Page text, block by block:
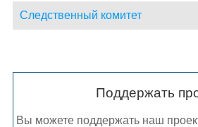
Следственный комитет
Поддержать
Вы можете поддержать наш